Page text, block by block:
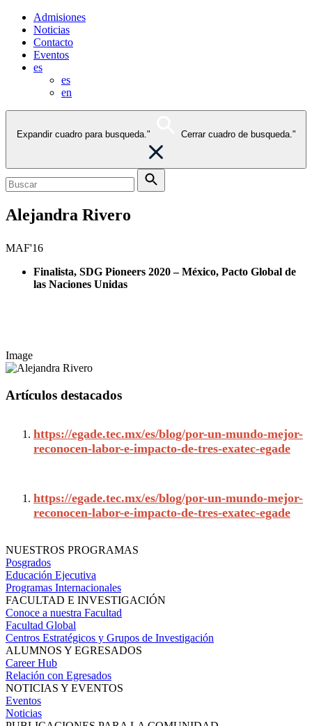
Admisiones
Noticias
Contacto
Eventos
es
es
en
Expandir cuadro para busqueda." Cerrar cuadro de busqueda."
Alejandra Rivero
MAF'16
Finalista, SDG Pioneers 2020 – México, Pacto Global de
las Naciones Unidas
Image
Artículos destacados
https://egade.tec.mx/es/blog/por-un-mundo-mejor-
reconocen-labor-e-impacto-de-tres-exatec-egade
https://egade.tec.mx/es/blog/por-un-mundo-mejor-
reconocen-labor-e-impacto-de-tres-exatec-egade
NUESTROS PROGRAMAS
Posgrados
Educación Ejecutiva
Programas Internacionales
FACULTAD E INVESTIGACIÓN
Conoce a nuestra Facultad
Facultad Global
Centros Estratégicos y Grupos de Investigación
ALUMNOS Y EGRESADOS
Career Hub
Relación con Egresados
NOTICIAS Y EVENTOS
Eventos
Noticias